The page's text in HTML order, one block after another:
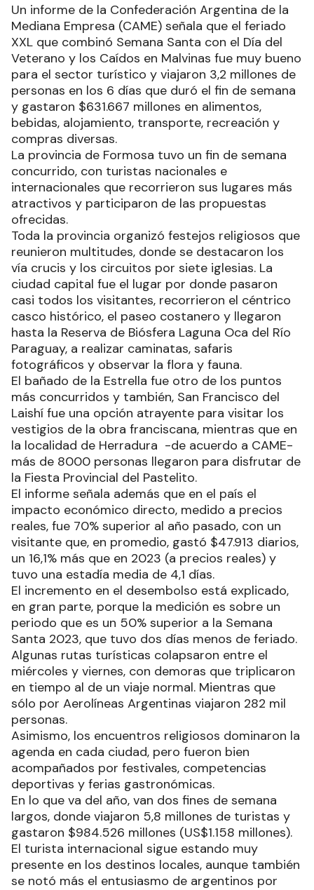
Un informe de la Confederación Argentina de la
Mediana Empresa (CAME) señala que el feriado
XXL que combinó Semana Santa con el Día del
Veterano y los Caídos en Malvinas fue muy bueno
para el sector turístico y viajaron 3,2 millones de
personas en los 6 días que duró el fin de semana
y gastaron $631.667 millones en alimentos,
bebidas, alojamiento, transporte, recreación y
compras diversas.
La provincia de Formosa tuvo un fin de semana
concurrido, con turistas nacionales e
internacionales que recorrieron sus lugares más
atractivos y participaron de las propuestas
ofrecidas.
Toda la provincia organizó festejos religiosos que
reunieron multitudes, donde se destacaron los
vía crucis y los circuitos por siete iglesias. La
ciudad capital fue el lugar por donde pasaron
casi todos los visitantes, recorrieron el céntrico
casco histórico, el paseo costanero y llegaron
hasta la Reserva de Biósfera Laguna Oca del Río
Paraguay, a realizar caminatas, safaris
fotográficos y observar la flora y fauna.
El bañado de la Estrella fue otro de los puntos
más concurridos y también, San Francisco del
Laishí fue una opción atrayente para visitar los
vestigios de la obra franciscana, mientras que en
la localidad de Herradura -de acuerdo a CAME-
más de 8000 personas llegaron para disfrutar de
la Fiesta Provincial del Pastelito.
El informe señala además que en el país el
impacto económico directo, medido a precios
reales, fue 70% superior al año pasado, con un
visitante que, en promedio, gastó $47.913 diarios,
un 16,1% más que en 2023 (a precios reales) y
tuvo una estadía media de 4,1 días.
El incremento en el desembolso está explicado,
en gran parte, porque la medición es sobre un
periodo que es un 50% superior a la Semana
Santa 2023, que tuvo dos días menos de feriado.
Algunas rutas turísticas colapsaron entre el
miércoles y viernes, con demoras que triplicaron
en tiempo al de un viaje normal. Mientras que
sólo por Aerolíneas Argentinas viajaron 282 mil
personas.
Asimismo, los encuentros religiosos dominaron la
agenda en cada ciudad, pero fueron bien
acompañados por festivales, competencias
deportivas y ferias gastronómicas.
En lo que va del año, van dos fines de semana
largos, donde viajaron 5,8 millones de turistas y
gastaron $984.526 millones (US$1.158 millones).
El turista internacional sigue estando muy
presente en los destinos locales, aunque también
se notó más el entusiasmo de argentinos por